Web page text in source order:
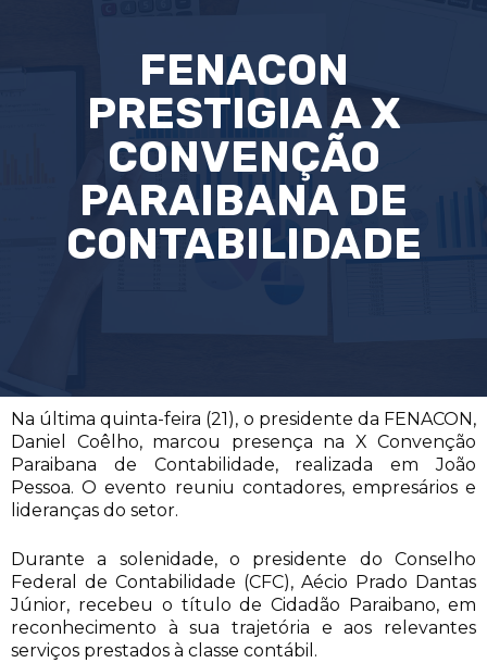
FENACON
PRESTIGIA A X
CONVENÇÃO
PARAIBANA DE
CONTABILIDADE
Na última quinta-feira (21), o presidente da FENACON,
Daniel Coêlho, marcou presença na X Convenção
Paraibana de Contabilidade, realizada em João
Pessoa. O evento reuniu contadores, empresários e
lideranças do setor.
Durante a solenidade, o presidente do Conselho
Federal de Contabilidade (CFC), Aécio Prado Dantas
Júnior, recebeu o título de Cidadão Paraibano, em
reconhecimento à sua trajetória e aos relevantes
serviços prestados à classe contábil.